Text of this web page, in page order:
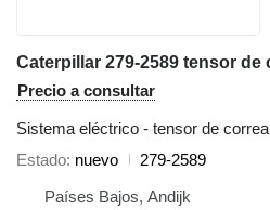
Precio a consultar
Sistema eléctrico - tensor de correa
Estado nuevo
279-2589
Países Bajos, Andijk